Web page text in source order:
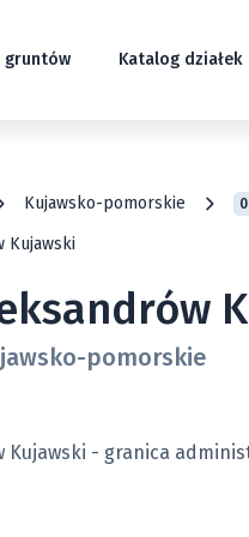
gruntów Katalog działek
Kujawsko-pomorskie
Kujawski
pomorskie